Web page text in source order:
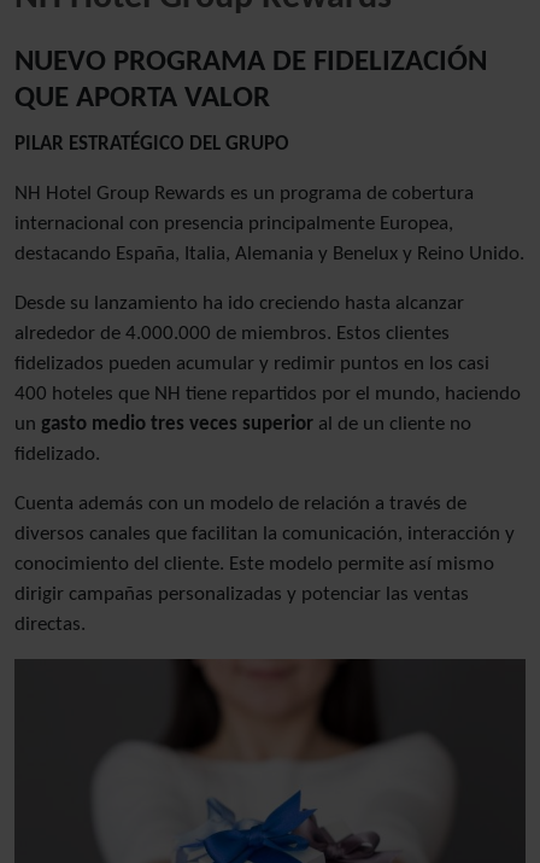
NUEVO PROGRAMA DE FIDELIZACIÓN
QUE APORTA VALOR
PILAR ESTRATÉGICO DEL GRUPO
NH Hotel Group Rewards es un programa de cobertura
internacional con presencia principalmente Europea,
destacando España, Italia, Alemania y Benelux y Reino Unido.
Desde su lanzamiento ha ido creciendo hasta alcanzar
alrededor de 4.000.000 de miembros. Estos clientes
fidelizados pueden acumular y redimir puntos en los casi
400 hoteles que NH tiene repartidos por el mundo, haciendo
un gasto medio tres veces superior al de un cliente no
fidelizado.
Cuenta además con un modelo de relación a través de
diversos canales que facilitan la comunicación, interacción y
conocimiento del cliente. Este modelo permite así mismo
dirigir campañas personalizadas y potenciar las ventas
directas.